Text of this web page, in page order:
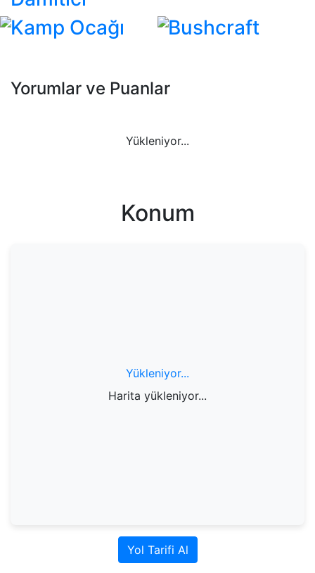
Kamp Ocağı Bushcraft
Yorumlar ve Puanlar
Yükleniyor...
Konum
Yükleniyor...
Harita yükleniyor...
Yol Tarifi Al